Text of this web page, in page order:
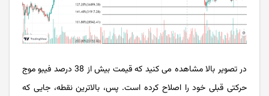
در تصویر بالا مشاهده می کنید که قیمت بیش از 38 درصد فیبو موج
حرکتی قبلی خود را اصلاح کرده است. پس، بالاترین نقطه، جایی که